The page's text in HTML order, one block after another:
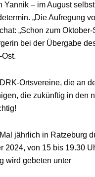
Yannik – im August
„Die Aufregung
„Schon zum
bei der Übergabe
Ortsvereine, die an
die zukünftig in den
jährlich in Ratzeburg
2024, von 15 bis 19.30
wird gebeten unter